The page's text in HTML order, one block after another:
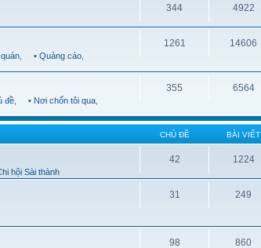
344 4922
• Quảng cáo
1261 14606
đề • Nơi chốn tôi qua
355 6564
CHỦ ĐỀ BÀI VIẾT
hội Sài thành
42 1224
31 249
98 860